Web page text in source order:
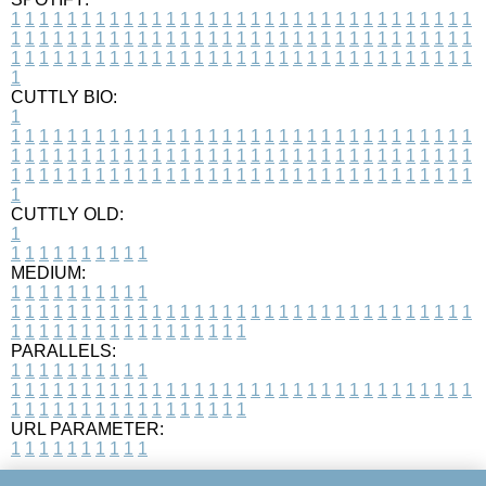
1 1 1 1 1 1 1 1 1 1 1 1 1 1 1 1 1 1 1 1 1 1 1 1 1 1 1 1 1 1 1 1 1
1 1 1 1 1 1 1 1 1 1 1 1 1 1 1 1 1 1 1 1 1 1 1 1 1 1 1 1 1 1 1 1 1
1 1 1 1 1 1 1 1 1 1 1 1 1 1 1 1 1 1 1 1 1 1 1 1 1 1 1 1 1 1 1 1 1
1
CUTTLY BIO:
1
1 1 1 1 1 1 1 1 1 1 1 1 1 1 1 1 1 1 1 1 1 1 1 1 1 1 1 1 1 1 1 1 1
1 1 1 1 1 1 1 1 1 1 1 1 1 1 1 1 1 1 1 1 1 1 1 1 1 1 1 1 1 1 1 1 1
1 1 1 1 1 1 1 1 1 1 1 1 1 1 1 1 1 1 1 1 1 1 1 1 1 1 1 1 1 1 1 1 1
1
CUTTLY OLD:
1
1 1 1 1 1 1 1 1 1 1
MEDIUM:
1 1 1 1 1 1 1 1 1 1
1 1 1 1 1 1 1 1 1 1 1 1 1 1 1 1 1 1 1 1 1 1 1 1 1 1 1 1 1 1 1 1 1
1 1 1 1 1 1 1 1 1 1 1 1 1 1 1 1 1
PARALLELS:
1 1 1 1 1 1 1 1 1 1
1 1 1 1 1 1 1 1 1 1 1 1 1 1 1 1 1 1 1 1 1 1 1 1 1 1 1 1 1 1 1 1 1
1 1 1 1 1 1 1 1 1 1 1 1 1 1 1 1 1
URL PARAMETER:
1 1 1 1 1 1 1 1 1 1